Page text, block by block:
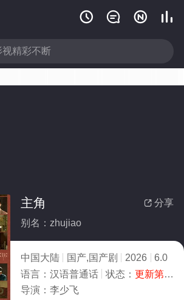
   
 分享
主角
别名：zhujiao
中国大陆 国产,国产剧 2026
6.0
语言： 汉语普通话 状态： 更新第48集
导演： 李少飞